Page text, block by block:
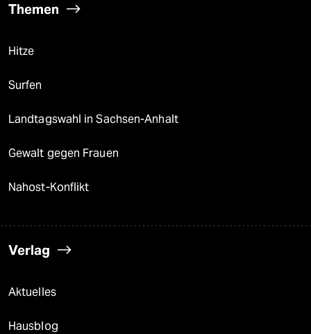
Themen
Hitze
Surfen
Landtagswahl in Sachsen-Anhalt
Gewalt gegen Frauen
Nahost-Konflikt
Verlag
Aktuelles
Hausblog